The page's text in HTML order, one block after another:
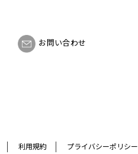
お問い合わせ
利用規約 プライバシーポリシー